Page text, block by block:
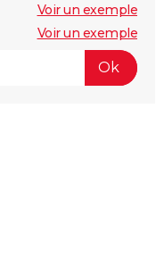
Voir un exemple
Voir un exemple